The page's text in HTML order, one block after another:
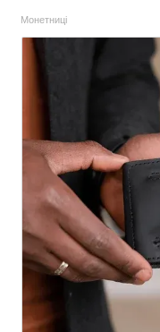
Монетниці